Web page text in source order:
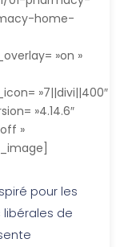
home-
»on »
»7||divi||400″
»4.14.6″
»
pour les
de